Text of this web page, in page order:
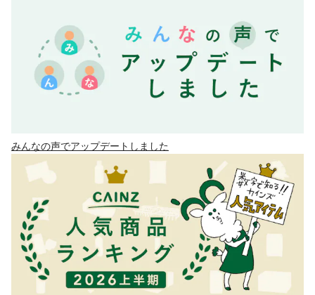
みんなの声でアップデートしました